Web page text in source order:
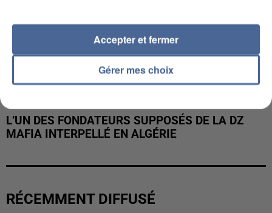
L’UN DES FONDATEURS SUPPOSÉS DE LA DZ
MAFIA INTERPELLÉ EN ALGÉRIE
RÉCEMMENT DIFFUSÉ
Gérer mes choix
Accepter et fermer